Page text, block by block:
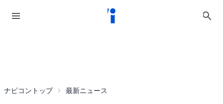
ナビコントップ 最新ニュース